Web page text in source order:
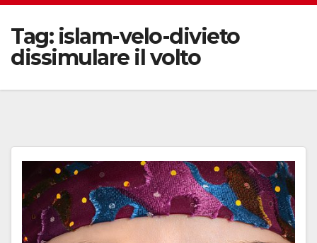
Tag: islam-velo-divieto
dissimulare il volto